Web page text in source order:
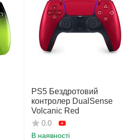
PS5 Бездротовий
контролер DualSense
Volcanic Red
0.0
В наявності